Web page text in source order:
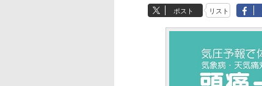
ポスト リスト